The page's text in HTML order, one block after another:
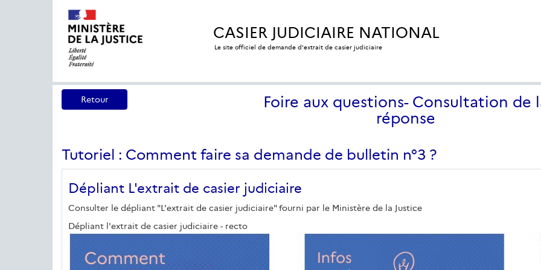
CASIER JUDICIAIRE NATIONAL
Le site officiel de demande d'extrait de casier judiciaire
Retour
Foire aux questions- Consultation de
réponse
Tutoriel : Comment faire sa demande de bulletin n°3 ?
Dépliant L'extrait de casier judiciaire
Consulter le dépliant "L'extrait de casier judiciaire" fourni par le Ministère de la Justice
Dépliant l'extrait de casier judiciaire - recto